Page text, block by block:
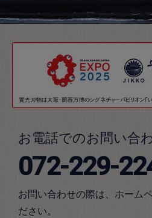
お電話でのお問い合
072-229-
お問い合わせの際は、ホーム
ださい。